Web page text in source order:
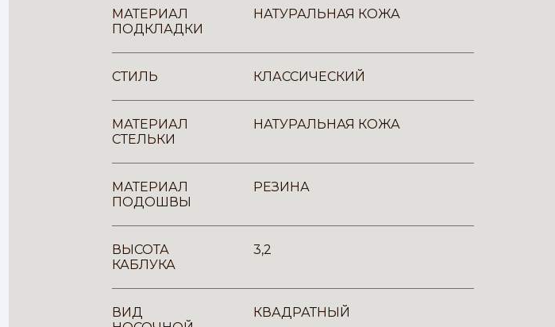
МАТЕРИАЛ
ПОДКЛАДКИ
НАТУРАЛЬНАЯ КОЖА
СТИЛЬ КЛАССИЧЕСКИЙ
МАТЕРИАЛ
СТЕЛЬКИ
НАТУРАЛЬНАЯ КОЖА
МАТЕРИАЛ
ПОДОШВЫ
РЕЗИНА
ВЫСОТА
КАБЛУКА
3,2
ВИД
КВАДРАТНЫЙ